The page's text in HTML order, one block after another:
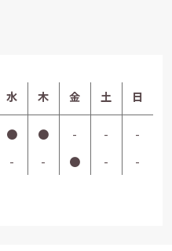
水 木 金 土 日
● ● - -
-
- - ● - -